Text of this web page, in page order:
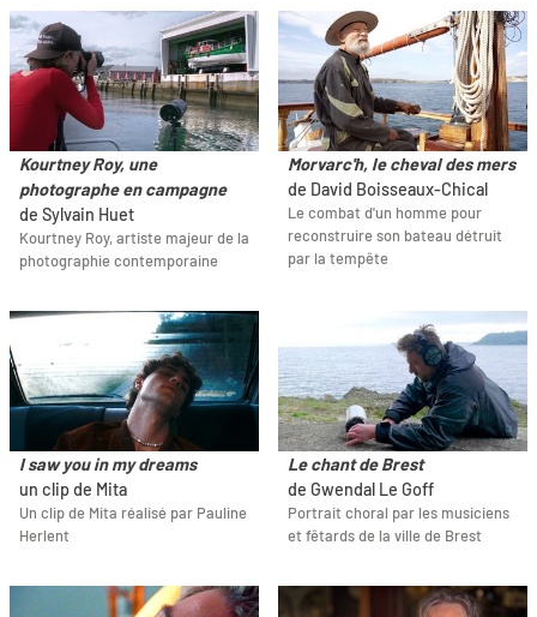
Kourtney Roy, une
photographe en campagne
de Sylvain Huet
Kourtney Roy, artiste majeur de la
photographie contemporaine
Morvarc'h, le cheval des mers
de David Boisseaux-Chical
Le combat d'un homme pour
reconstruire son bateau détruit
par la tempête
I saw you in my dreams
un clip de Mita
Un clip de Mita réalisé par Pauline
Herlent
Le chant de Brest
de Gwendal Le Goff
Portrait choral par les musiciens
et fêtards de la ville de Brest